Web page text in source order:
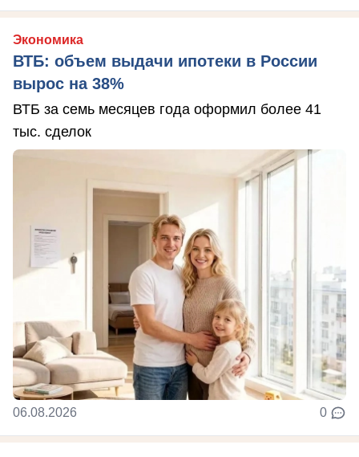
Экономика
ВТБ: объем выдачи ипотеки в России
вырос на 38%
ВТБ за семь месяцев года оформил более 41
тыс. сделок
06.08.2026 0